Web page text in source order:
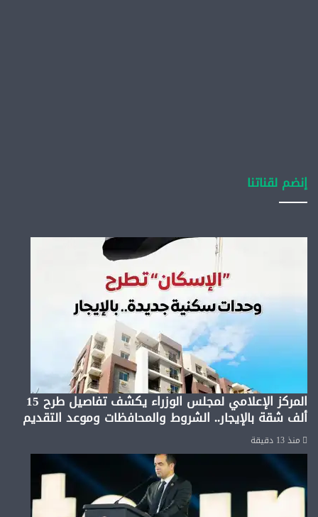
إنضم لقناتنا
المركز الإعلامي لمجلس الوزراء يكشف تفاصيل طرح 15
ألف شقة بالإيجار.. الشروط والمحافظات وموعد التقديم
منذ 13 دقيقة